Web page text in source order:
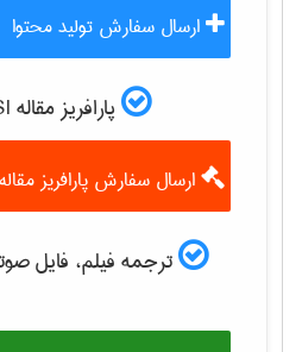
ارسال سفارش تولید محتوا
پارافریز مقاله ISI و رفع plagiarism
ارسال سفارش پارافریز مقاله
ترجمه فیلم، فایل